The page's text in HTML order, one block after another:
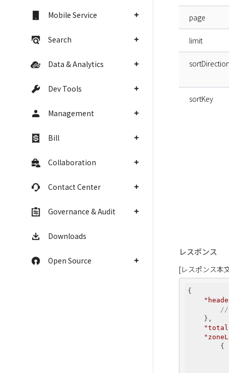
Mobile Service
Search
Data & Analytics
Dev Tools
Management
Bill
Collaboration
Contact Center
Governance & Audit
Downloads
Open Source
page
limit
sortKey
レスポンス
[レスポンス本
{
//
    },
        {